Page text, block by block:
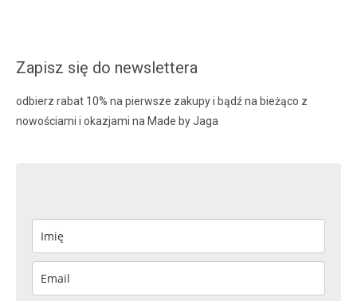
Zapisz się do newslettera
odbierz rabat 10% na pierwsze zakupy i bądź na bieżąco z
nowościami i okazjami na Made by Jaga